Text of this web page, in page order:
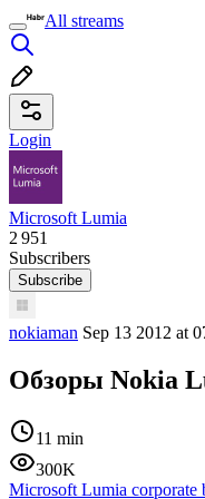
All streams
Login
Microsoft Lumia
2 951
Subscribers
Subscribe
nokiaman Sep 13 2012 at
Обзоры Nokia
11 min
300K
Microsoft Lumia corporate